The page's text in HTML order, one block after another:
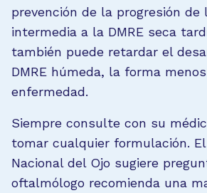
prevención de la progresión de
intermedia a la DMRE seca
también puede retardar el
DMRE húmeda, la forma
enfermedad.
Siempre consulte con su
tomar cualquier formulación.
Nacional del Ojo sugiere
oftalmólogo recomienda una